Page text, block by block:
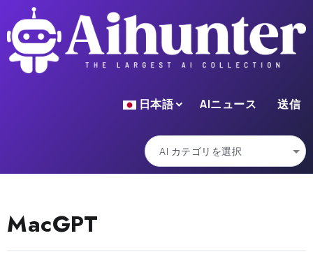
日本語 AIニュース 送信
MacGPT